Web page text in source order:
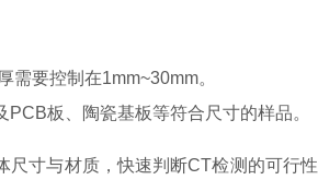
要控制在1mm~30mm。
板、陶瓷基板等符合尺寸的样品。
尺寸与材质，快速判断CT检测的可行性